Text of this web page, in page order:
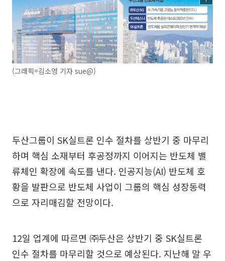
(그래픽=김소영 기자 sue@)
두산그룹이 SK실트론 인수 절차를 상반기 중 마무리
하며 핵심 소재부터 후공정까지 이어지는 반도체 밸
류체인 확장에 속도를 낸다. 인공지능(AI) 반도체 호
황을 발판으로 반도체 사업이 그룹의 핵심 성장동력
으로 자리매김할 전망이다.
12일 업계에 따르면 ㈜두산은 상반기 중 SK실트론
인수 절차를 마무리할 것으로 예상된다. 지난해 말 우